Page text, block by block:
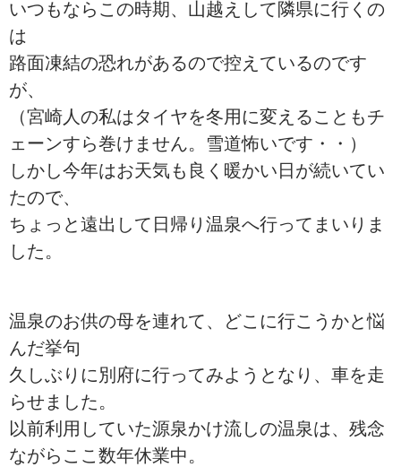
いつもならこの時期、山越えして隣県に行くの
は
路面凍結の恐れがあるので控えているのです
が、
（宮崎人の私はタイヤを冬用に変えることもチ
ェーンすら巻けません。雪道怖いです・・）
しかし今年はお天気も良く暖かい日が続いてい
たので、
ちょっと遠出して日帰り温泉へ行ってまいりま
した。
温泉のお供の母を連れて、どこに行こうかと悩
んだ挙句
久しぶりに別府に行ってみようとなり、車を走
らせました。
以前利用していた源泉かけ流しの温泉は、残念
ながらここ数年休業中。